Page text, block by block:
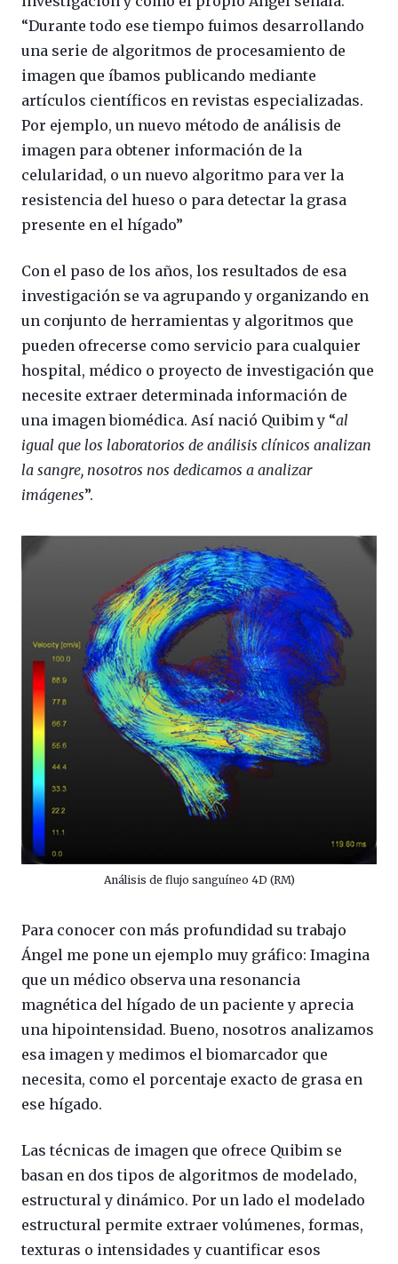
“Durante todo ese tiempo fuimos desarrollando
una serie de algoritmos de procesamiento de
imagen que íbamos publicando mediante
artículos científicos en revistas especializadas.
Por ejemplo, un nuevo método de análisis de
imagen para obtener información de la
celularidad, o un nuevo algoritmo para ver la
resistencia del hueso o para detectar la grasa
presente en el hígado”
Con el paso de los años, los resultados de esa
investigación se va agrupando y organizando en
un conjunto de herramientas y algoritmos que
pueden ofrecerse como servicio para cualquier
hospital, médico o proyecto de investigación que
necesite extraer determinada información de
una imagen biomédica. Así nació Quibim y “al
igual que los laboratorios de análisis clínicos analizan
la sangre, nosotros nos dedicamos a analizar
imágenes”.
Análisis de flujo sanguíneo 4D (RM)
Para conocer con más profundidad su trabajo
Ángel me pone un ejemplo muy gráfico: Imagina
que un médico observa una resonancia
magnética del hígado de un paciente y aprecia
una hipointensidad. Bueno, nosotros analizamos
esa imagen y medimos el biomarcador que
necesita, como el porcentaje exacto de grasa en
ese hígado.
Las técnicas de imagen que ofrece Quibim se
basan en dos tipos de algoritmos de modelado,
estructural y dinámico. Por un lado el modelado
estructural permite extraer volúmenes, formas,
texturas o intensidades y cuantificar esos